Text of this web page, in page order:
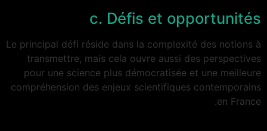
c. Défis et opportunités
Le principal défi réside dans la complexité des notions à
transmettre, mais cela ouvre aussi des perspectives
pour une science plus démocratisée et une meilleure
compréhension des enjeux scientifiques contemporains
en France.